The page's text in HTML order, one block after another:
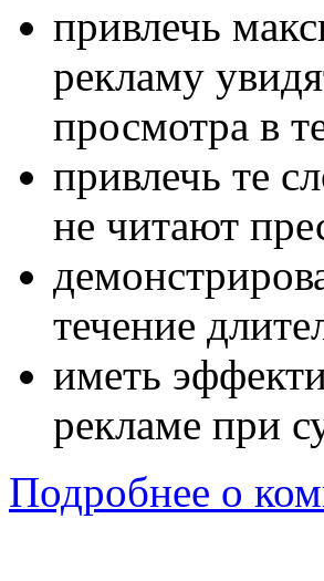
привлечь
рекламу
просмотра в
привлечь те
не читают
течение
иметь
рекламе при
Подробнее о